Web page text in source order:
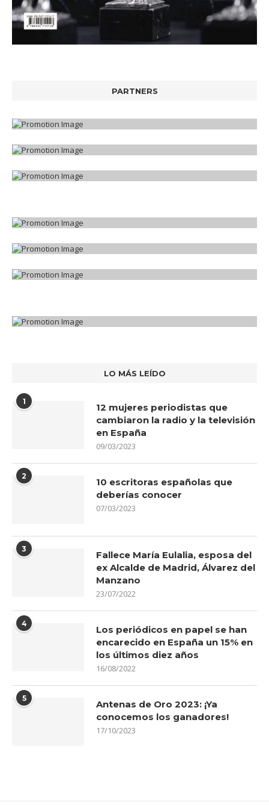
PARTNERS
LO MÁS LEÍDO
1
12 mujeres periodistas que
cambiaron la radio y la televisión
en España
09/03/2023
2
10 escritoras españolas que
deberías conocer
07/03/2023
3
Fallece María Eulalia, esposa del
ex Alcalde de Madrid, Álvarez del
Manzano
23/07/2022
4
Los periódicos en papel se han
encarecido en España un 15% en
los últimos diez años
16/08/2022
5
Antenas de Oro 2023: ¡Ya
conocemos los ganadores!
17/10/2023